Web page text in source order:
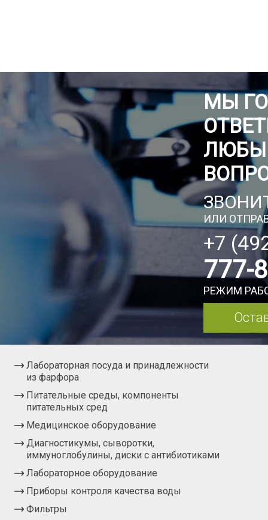
МЫ
ИЛИ
+7
777-
РЕЖИМ
Лабораторная посуда и принадлежности
из фарфора
Питательные среды, компоненты
питательных сред
Медицинское оборудование
Диагностикумы, сыворотки,
иммуноглобулины, диски с антибиотиками
Лабораторное оборудование
Приборы контроля качества воды
Фильтры